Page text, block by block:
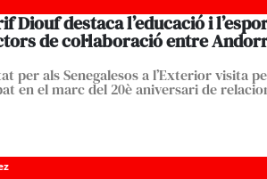
Diouf destaca l’educació i
de col·laboració entre
per als Senegalesos a l’Exterior visita
en el marc del 20è aniversari de